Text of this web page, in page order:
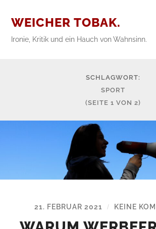
WEICHER TOBAK.
Ironie, Kritik und ein Hauch von Wahnsinn.
SCHLAGWORT:
SPORT
(SEITE 1 VON 2)
21. FEBRUAR 2021 / KEINE